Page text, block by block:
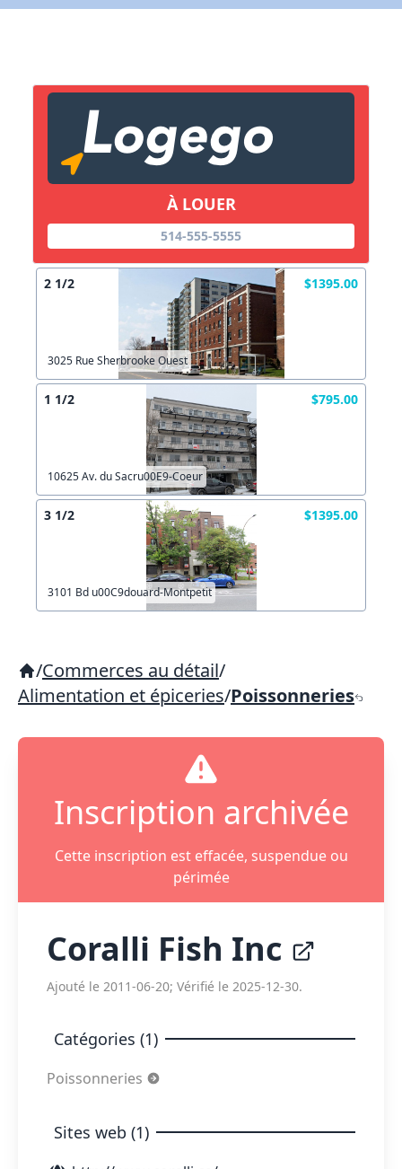
À LOUER
514-555-5555
2 1/2 $1395.00
3025 Rue Sherbrooke Ouest
1 1/2 $795.00
10625 Av. du Sacru00E9-Coeur
3 1/2 $1395.00
3101 Bd u00C9douard-Montpetit
/Commerces au détail/
Alimentation et épiceries/Poissonneries
Inscription archivée
Cette inscription est effacée, suspendue ou
périmée
Coralli Fish Inc
Ajouté le 2011-06-20; Vérifié le 2025-12-30.
Catégories (1)
Poissonneries
Sites web (1)
Lien vers inscription (sera inclus dans courriel)
Copier lien
X Fermer
X Fermer